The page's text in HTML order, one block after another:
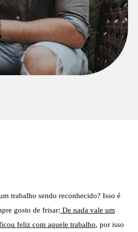
trabalho sendo reconhecido? Isso é
gosto de frisar: De nada vale um
feliz com aquele trabalho, por isso